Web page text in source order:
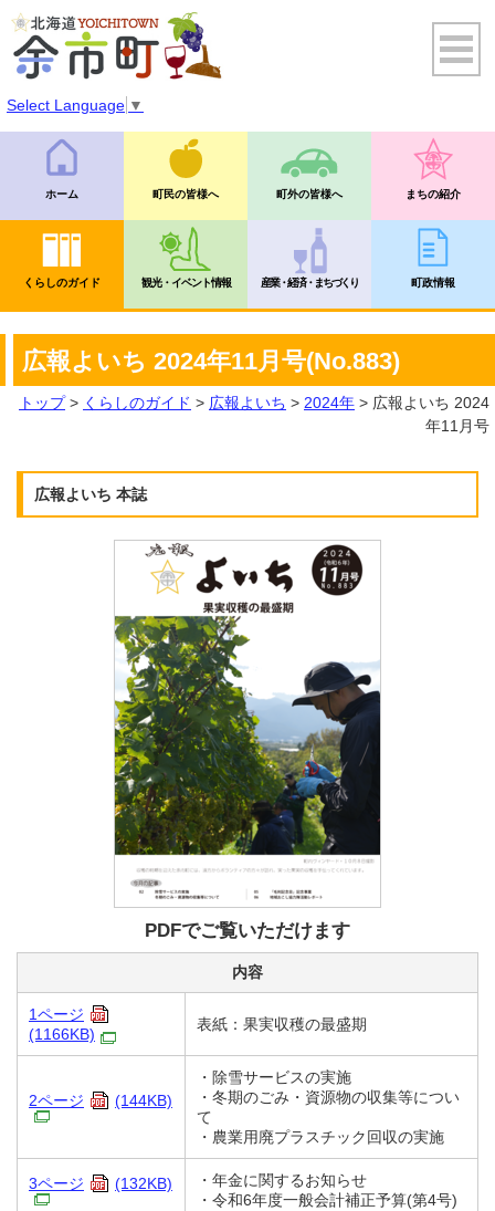
Select Language ▼
ホーム 町民の皆様へ 町外の皆様へ まちの紹介
くらしのガイド 観光・イベント情報 産業・経済・まちづくり 町政情報
広報よいち 2024年11月号(No.883)
トップ> くらしのガイド > 広報よいち > 2024年 > 広報よいち 2024
年11月号
広報よいち 本誌
PDFでご覧いただけます
内容
1ページ
(1166KB)
表紙：果実収穫の最盛期
2ページ (144KB)
・除雪サービスの実施
・冬期のごみ・資源物の収集等につい
て
・農業用廃プラスチック回収の実施
3ページ (132KB)
・年金に関するお知らせ
・令和6年度一般会計補正予算(第4号)